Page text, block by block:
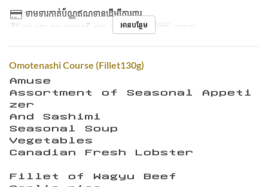
ទាមទារកាត់ប័ណ្ណឥណទានដើម្បីការពារ
ថ្ងៃ ចន្ទ, អង្គារ, ពុធ, ព្រហស្បតិ៍, សុក្រ, សៅរ៍, ថ្ងៃឈប់ អាហារ អាហារឡ
អានបន្ថែម
Omotenashi Course (Fillet130g)
Ａｍｕｓｅ
Ａｓｓｏｒｔｍｅｎｔ ｏｆ Ｓｅａｓｏｎａｌ Ａｐｐｅｔｉ
ｚｅｒ
Ａｎｄ Ｓａｓｈｉｍｉ
Ｓｅａｓｏｎａｌ Ｓｏｕｐ
Ｖｅｇｅｔａｂｌｅｓ
Ｃａｎａｄｉａｎ Ｆｒｅｓｈ Ｌｏｂｓｔｅｒ
Ｆｉｌｌｅｔ ｏｆ Ｗａｇｙｕ Ｂｅｅｆ